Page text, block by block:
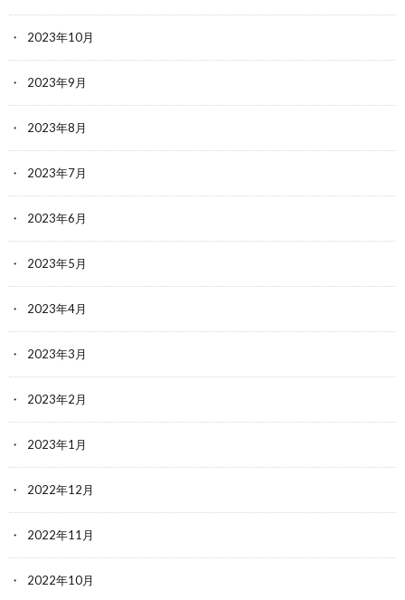
2023年10月
2023年9月
2023年8月
2023年7月
2023年6月
2023年5月
2023年4月
2023年3月
2023年2月
2023年1月
2022年12月
2022年11月
2022年10月